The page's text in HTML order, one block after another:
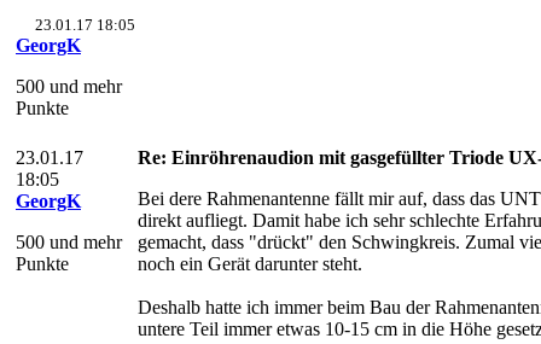
23.01.17 18:05
GeorgK
500 und mehr
Punkte
23.01.17
18:05
GeorgK
500 und mehr
Punkte
Re: Einröhrenaudion mit gasgefüllter Triode
Bei dere Rahmenantenne fällt mir auf, dass das
direkt aufliegt. Damit habe ich sehr schlechte
gemacht, dass "drückt" den Schwingkreis. Zumal
noch ein Gerät darunter steht.
Deshalb hatte ich immer beim Bau der
untere Teil immer etwas 10-15 cm in die Höhe